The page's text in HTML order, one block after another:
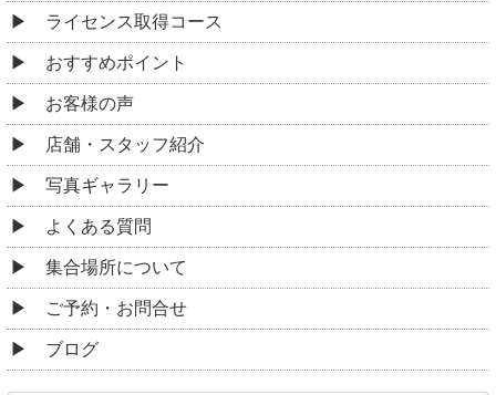
ライセンス取得コース
おすすめポイント
お客様の声
店舗・スタッフ紹介
写真ギャラリー
よくある質問
集合場所について
ご予約・お問合せ
ブログ